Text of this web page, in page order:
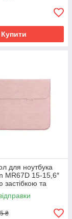
Купити
для ноутбука
MR67D 15-15,6″
застібкою та
(Рожевий)
₴